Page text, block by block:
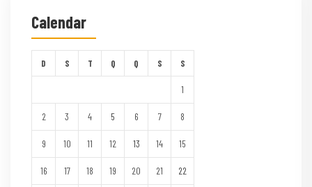
Calendar
D S T Q Q S S
1
2 3 4 5 6 7 8
9 10 11 12 13 14 15
16 17 18 19 20 21 22